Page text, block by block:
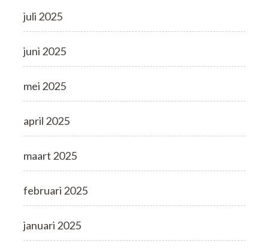
juli 2025
juni 2025
mei 2025
april 2025
maart 2025
februari 2025
januari 2025